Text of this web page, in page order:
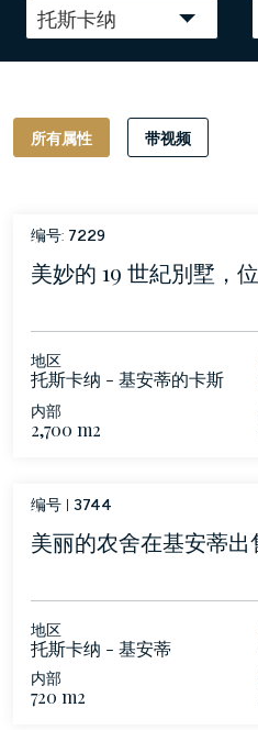
托斯卡纳
所有属性 带视频
编号: 7229
美妙的 19 世紀別墅，
地区
托斯卡纳 - 基安蒂的卡斯
特利納
内部
2,700 m2
编号 | 3744
美丽的农舍在基安蒂出
地区
托斯卡纳 - 基安蒂
内部
720 m2